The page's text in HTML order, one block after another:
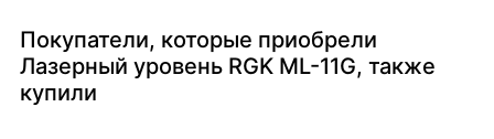
Покупатели, которые приобрели
Лазерный уровень RGK ML-11G, также
купили